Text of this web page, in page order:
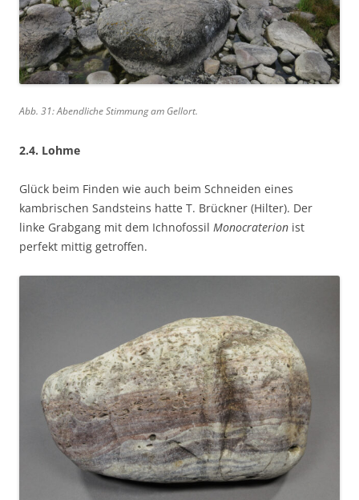
Abb. 31: Abendliche Stimmung am Gellort.
2.4. Lohme
Glück beim Finden wie auch beim Schneiden eines
kambrischen Sandsteins hatte T. Brückner (Hilter). Der
linke Grabgang mit dem Ichnofossil Monocraterion ist
perfekt mittig getroffen.